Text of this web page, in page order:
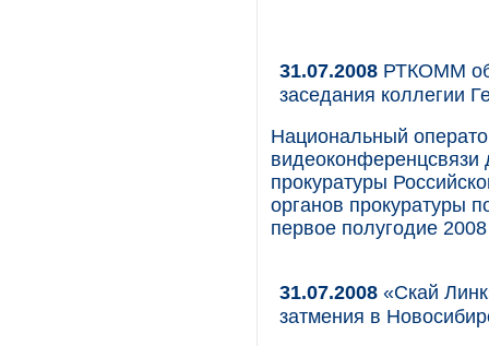
31.07.2008 РТКОММ
заседания коллегии
Национальный
видеоконференцсвязи
прокуратуры
органов прокуратуры
первое полугодие 2008
31.07.2008 «Скай
затмения в